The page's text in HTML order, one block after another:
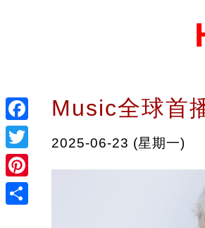
Facebook
Twitter
Pinterest
Music全球首
2025-06-23 (星期一)